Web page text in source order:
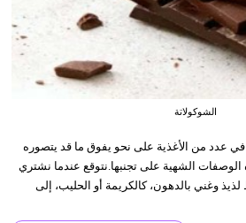
الشوكولاتة
في عدد من الأغذية على نحو يفوق ما قد يتصوره
الشهية على تجنبها.نتوقع عندما نشتري
وغني بالدهون، كالكريمة أو الحليب، إلى